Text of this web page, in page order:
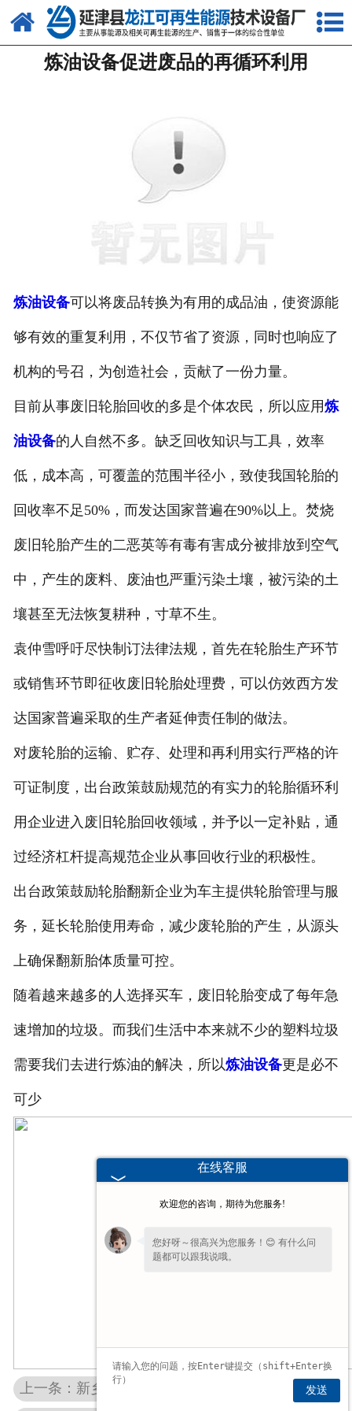
网站首页
关于我们
资质荣誉
联系我们
炼油设备促进废品的再循环利用
炼油设备可以将废品转换为有用的成品油，使资源能
够有效的重复利用，不仅节省了资源，同时也响应了
机构的号召，为创造社会，贡献了一份力量。
目前从事废旧轮胎回收的多是个体农民，所以应用炼
油设备的人自然不多。缺乏回收知识与工具，效率
低，成本高，可覆盖的范围半径小，致使我国轮胎的
回收率不足50%，而发达国家普遍在90%以上。焚烧
废旧轮胎产生的二恶英等有毒有害成分被排放到空气
中，产生的废料、废油也严重污染土壤，被污染的土
壤甚至无法恢复耕种，寸草不生。
袁仲雪呼吁尽快制订法律法规，首先在轮胎生产环节
或销售环节即征收废旧轮胎处理费，可以仿效西方发
达国家普遍采取的生产者延伸责任制的做法。
对废轮胎的运输、贮存、处理和再利用实行严格的许
可证制度，出台政策鼓励规范的有实力的轮胎循环利
用企业进入废旧轮胎回收领域，并予以一定补贴，通
过经济杠杆提高规范企业从事回收行业的积极性。
出台政策鼓励轮胎翻新企业为车主提供轮胎管理与服
务，延长轮胎使用寿命，减少废轮胎的产生，从源头
上确保翻新胎体质量可控。
随着越来越多的人选择买车，废旧轮胎变成了每年急
速增加的垃圾。而我们生活中本来就不少的塑料垃圾
需要我们去进行炼油的解决，所以炼油设备更是必不
可少
上一条：新乡龙江专业制造环保炼油设备
在线客服
欢迎您的咨询，期待为您服务!
您好呀～很高兴为您服务！😊 有什么问
题都可以跟我说哦。
发送